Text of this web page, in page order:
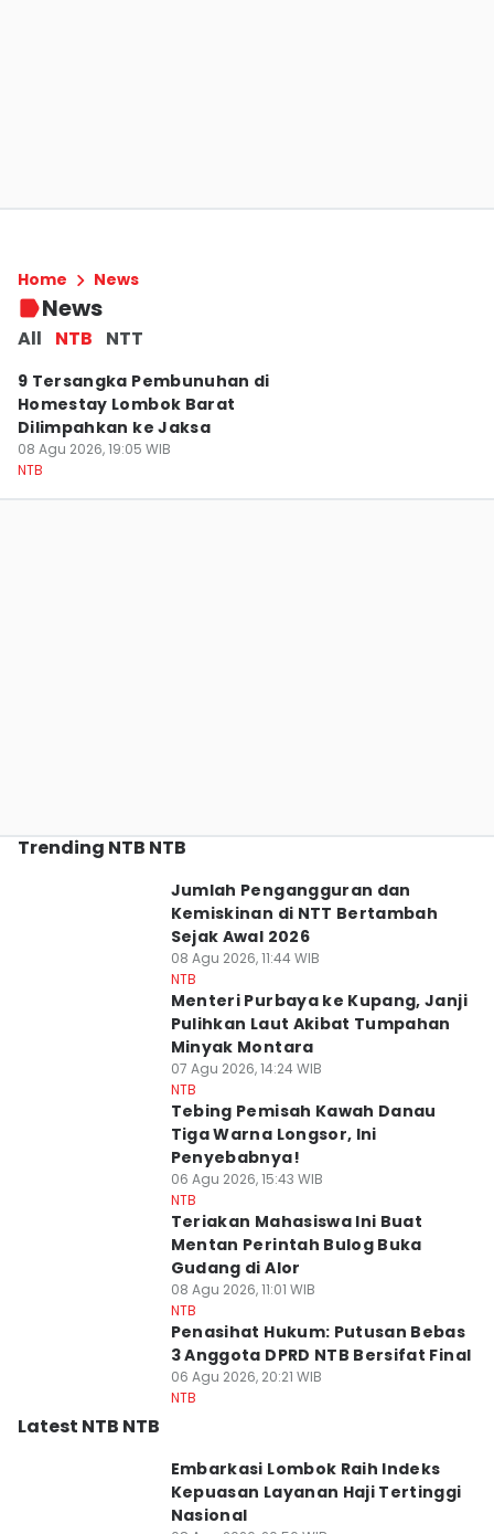
Home News
News
All NTB NTT
Layanan Haji Tertinggi Nasional
NTB
9 Tersangka Pembunuhan di
Homestay Lombok Barat
Dilimpahkan ke Jaksa
08 Agu 2026, 19:05 WIB
NTB
Trending NTB NTB
Jumlah Pengangguran dan
Kemiskinan di NTT Bertambah
Sejak Awal 2026
08 Agu 2026, 11:44 WIB
NTB
Menteri Purbaya ke Kupang, Janji
Pulihkan Laut Akibat Tumpahan
Minyak Montara
07 Agu 2026, 14:24 WIB
NTB
Tebing Pemisah Kawah Danau
Tiga Warna Longsor, Ini
Penyebabnya!
06 Agu 2026, 15:43 WIB
NTB
Teriakan Mahasiswa Ini Buat
Mentan Perintah Bulog Buka
Gudang di Alor
08 Agu 2026, 11:01 WIB
NTB
Penasihat Hukum: Putusan Bebas
3 Anggota DPRD NTB Bersifat Final
06 Agu 2026, 20:21 WIB
NTB
Latest NTB NTB
Embarkasi Lombok Raih Indeks
Kepuasan Layanan Haji Tertinggi
Nasional